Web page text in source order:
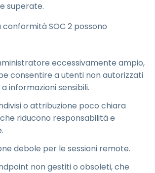
superate.
conformità SOC 2 possono
eccessivamente ampio,
consentire a utenti non autorizzati
informazioni sensibili.
o attribuzione poco chiara
riducono responsabilità e
debole per le sessioni remote.
non gestiti o obsoleti, che